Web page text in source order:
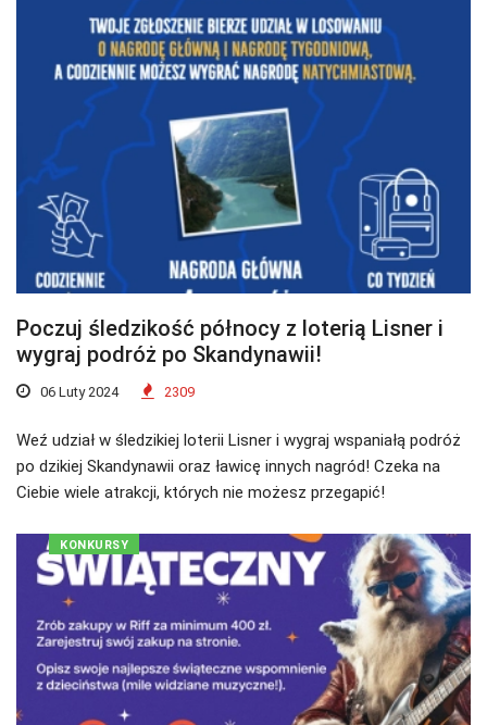
Poczuj śledzikość północy z loterią Lisner i
wygraj podróż po Skandynawii!
06 Luty 2024 2309
Weź udział w śledzikiej loterii Lisner i wygraj wspaniałą podróż
po dzikiej Skandynawii oraz ławicę innych nagród! Czeka na
Ciebie wiele atrakcji, których nie możesz przegapić!
KONKURSY